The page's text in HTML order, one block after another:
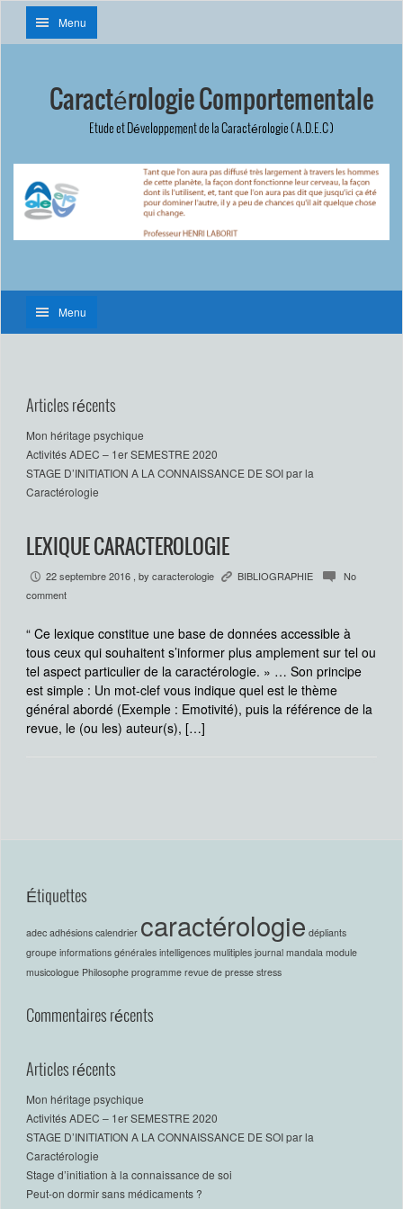
Menu
Caractérologie Comportementale
Etude et Développement de la Caractérologie ( A.D.E.C )
Menu
Articles récents
Mon héritage psychique
Activités ADEC – 1er SEMESTRE 2020
STAGE D’INITIATION A LA CONNAISSANCE DE SOI par la
Caractérologie
LEXIQUE CARACTEROLOGIE
P 22 septembre 2016 , by caracterologie K BIBLIOGRAPHIE c No
comment
“ Ce lexique constitue une base de données accessible à
tous ceux qui souhaitent s’informer plus amplement sur tel ou
tel aspect particulier de la caractérologie. » … Son principe
est simple : Un mot-clef vous indique quel est le thème
général abordé (Exemple : Emotivité), puis la référence de la
revue, le (ou les) auteur(s), […]
Étiquettes
adec adhésions calendrier caractérologie dépliants
groupe informations générales intelligences mulitiples journal mandala module
musicologue Philosophe programme revue de presse stress
Commentaires récents
Articles récents
Mon héritage psychique
Activités ADEC – 1er SEMESTRE 2020
STAGE D’INITIATION A LA CONNAISSANCE DE SOI par la
Caractérologie
Stage d’initiation à la connaissance de soi
Peut-on dormir sans médicaments ?